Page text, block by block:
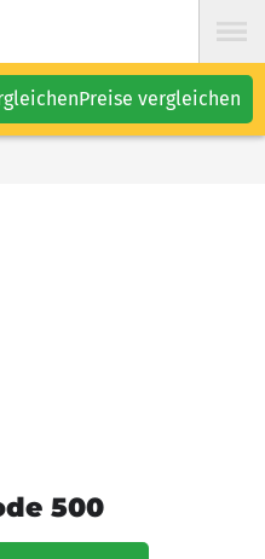
Preise vergleichen
500